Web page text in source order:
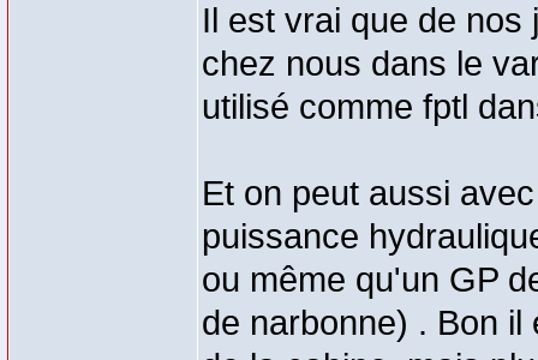
Il est vrai que de
chez nous dans le
utilisé comme fptl
Et on peut aussi
puissance
ou même qu'un GP
de narbonne) . Bon il